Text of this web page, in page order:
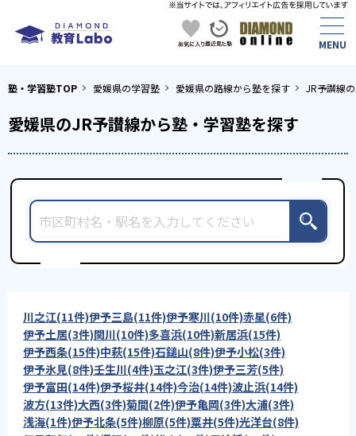
塾・学習塾TOP 愛媛県の学習塾 愛媛県の路線から塾を探す JR予讃線
愛媛県のJR予讃線から塾・学習塾を探す
川之江(11件)伊予三島(11件)伊予寒川(10件)赤星(6件)
伊予土居(3件)関川(10件)多喜浜(10件)新居浜(15件)
伊予西条(15件)中萩(15件)石鎚山(8件)伊予小松(3件)
伊予氷見(8件)壬生川(4件)玉之江(3件)伊予三芳(5件)
伊予富田(14件)伊予桜井(14件)今治(14件)波止浜(14件)
波方(13件)大西(3件)菊間(2件)伊予亀岡(3件)大浦(3件)
浅海(1件)伊予北条(5件)柳原(5件)粟井(5件)光洋台(8件)